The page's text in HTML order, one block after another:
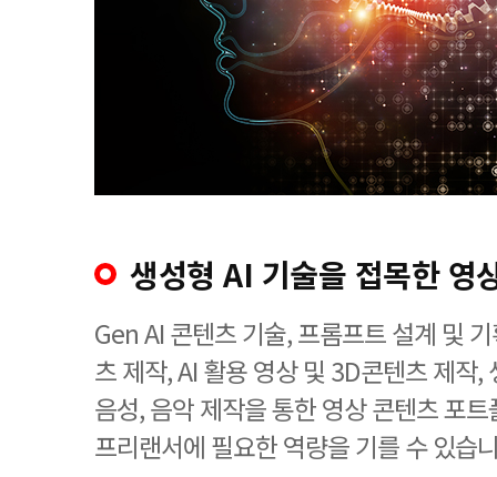
생성형 AI 기술을 접목한 영
Gen AI 콘텐츠 기술, 프롬프트 설계 및
츠 제작, AI 활용 영상 및 3D콘텐츠 제작,
음성, 음악 제작을 통한 영상 콘텐츠 포
프리랜서에 필요한 역량을 기를 수 있습